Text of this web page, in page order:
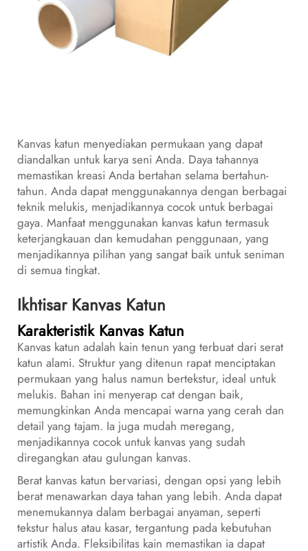
Kanvas katun menyediakan permukaan yang dapat
diandalkan untuk karya seni Anda. Daya tahannya
memastikan kreasi Anda bertahan selama bertahun-
tahun. Anda dapat menggunakannya dengan berbagai
teknik melukis, menjadikannya cocok untuk berbagai
gaya. Manfaat menggunakan kanvas katun termasuk
keterjangkauan dan kemudahan penggunaan, yang
menjadikannya pilihan yang sangat baik untuk seniman
di semua tingkat.
Ikhtisar Kanvas Katun
Karakteristik Kanvas Katun
Kanvas katun adalah kain tenun yang terbuat dari serat
katun alami. Struktur yang ditenun rapat menciptakan
permukaan yang halus namun bertekstur, ideal untuk
melukis. Bahan ini menyerap cat dengan baik,
memungkinkan Anda mencapai warna yang cerah dan
detail yang tajam. Ia juga mudah meregang,
menjadikannya cocok untuk kanvas yang sudah
diregangkan atau gulungan kanvas.
Berat kanvas katun bervariasi, dengan opsi yang lebih
berat menawarkan daya tahan yang lebih. Anda dapat
menemukannya dalam berbagai anyaman, seperti
tekstur halus atau kasar, tergantung pada kebutuhan
artistik Anda. Fleksibilitas kain memastikan ia dapat